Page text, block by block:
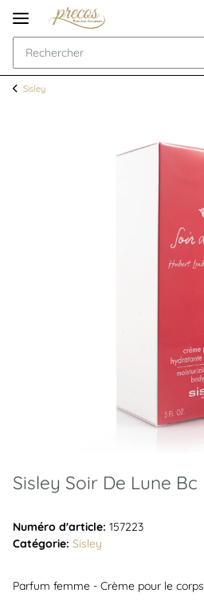
Sisley
Sisley Soir De Lune Bc
Numéro d'article: 157223
Catégorie: Sisley
Parfum femme - Crème pour le corps